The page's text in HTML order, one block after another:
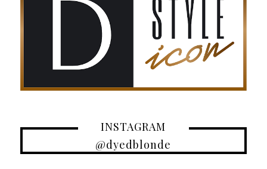
INSTAGRAM
@dyedblonde